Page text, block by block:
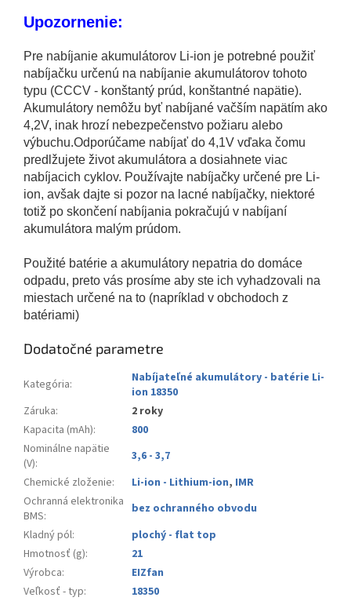
Upozornenie:
Pre nabíjanie akumulátorov Li-ion je potrebné použiť
nabíjačku určenú na nabíjanie akumulátorov tohoto
typu (CCCV - konštantý prúd, konštantné napätie).
Akumulátory nemôžu byť nabíjané vačším napätím ako
4,2V, inak hrozí nebezpečenstvo požiaru alebo
výbuchu.Odporúčame nabíjať do 4,1V vďaka čomu
predlžujete život akumulátora a dosiahnete viac
nabíjacich cyklov. Používajte nabíjačky určené pre Li-
ion, avšak dajte si pozor na lacné nabíjačky, niektoré
totiž po skončení nabíjania pokračujú v nabíjaní
akumulátora malým prúdom.
Použité batérie a akumulátory nepatria do domáce
odpadu, preto vás prosíme aby ste ich vyhadzovali na
miestach určené na to (napríklad v obchodoch z
batériami)
Dodatočné parametre
Kategória:
Nabíjateľné akumulátory - batérie Li-
ion 18350
Záruka:
2 roky
Kapacita (mAh):
800
Nominálne napätie
(V):
3,6 - 3,7
Chemické zloženie: Li-ion - Lithium-ion, IMR
Ochranná elektronika
BMS:
bez ochranného obvodu
Kladný pól:
plochý - flat top
Hmotnosť (g):
21
Výrobca:
EIZfan
Veľkosť - typ:
18350